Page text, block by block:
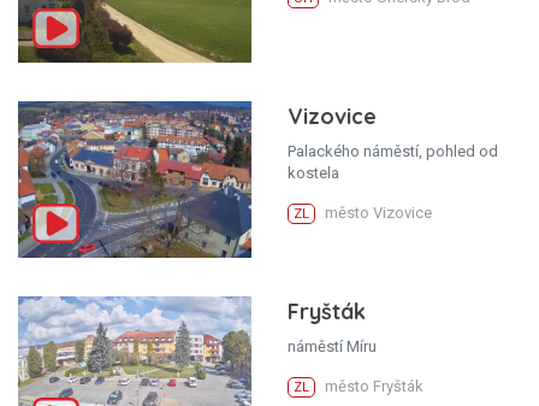
Vizovice
Palackého náměstí, pohled od
kostela
ZL město Vizovice
Fryšták
náměstí Míru
ZL město Fryšták